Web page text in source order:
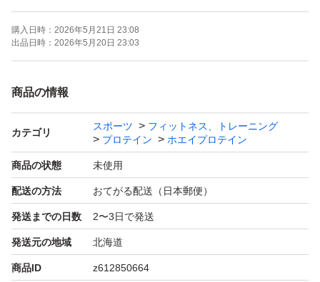
せない「ビタミンB群・ビタミンD」、体調維持に欠かせ
ない「ビタミンC」を配合しています。「ザバスホエイプ
ロテイン100」は明治が実施したアスリートの食事調査に
基づき、アスリートのカラダづくりに必要とされるビタミ
法や配合で、プロテインの溶けやすさを追求しています。
溶けやすいのでシェイカーだけでなく、グラスやコップで
も簡単に溶かせておいしくお飲みいただけます。・「ザバ
スホエイプロテイン100」はアンチドーピング認証「イン
フォームドチョイス」を取得してます。※「インフォーム
ドチョイス」は、英国LGC社が運営する国際的なアンチ
ドーピング認証です。・ココアパウダーを3倍配合(対ココ
購入日時： 2026年5月21日 23:08
出品日時： 2026年5月20日 23:03
商品の情報
カテゴリ
スポーツ
フィットネス、トレーニング
プロテイン
ホエイプロテイン
商品の状態 未使用
配送の方法 おてがる配送（日本郵便）
発送までの日数 2〜3日で発送
発送元の地域 北海道
商品ID z612850664